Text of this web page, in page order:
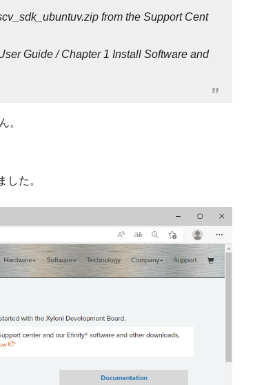
from the Support Cent
Guide / Chapter 1 Install Software and
。
した。